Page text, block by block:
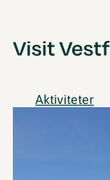
Aktiviteter